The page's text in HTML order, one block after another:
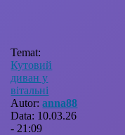
Temat:
Кутовий
диван у
вітальні
Autor:anna88
Data: 10.03.26
- 21:09